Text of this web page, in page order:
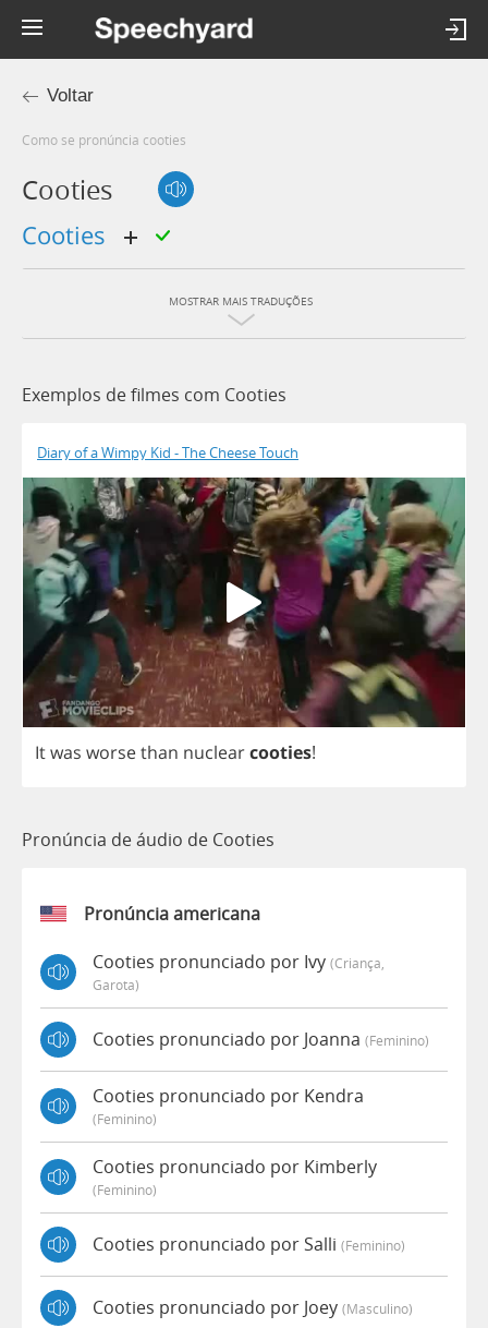
Voltar
Como se pronúncia cooties
Cooties
cooties
MOSTRAR MAIS TRADUÇÕES
Exemplos de filmes com Cooties
Diary of a Wimpy Kid - The Cheese Touch
Itwas worsethan nuclearcooties!
Pronúncia de áudio de Cooties
Pronúncia americana
Cooties pronunciado por Ivy (criança,
Garota)
Cooties pronunciado por Joanna (feminino)
Cooties pronunciado por Kendra
(feminino)
Cooties pronunciado por Kimberly
(feminino)
Cooties pronunciado por Salli (feminino)
Cooties pronunciado por Joey (masculino)